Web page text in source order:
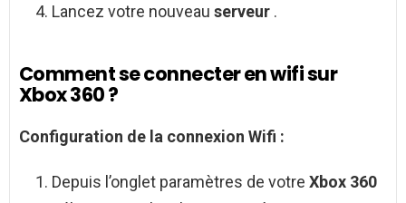
Lancez votre nouveau serveur .
Comment se connecter en wifi sur
Xbox 360 ?
Configuration de la connexion Wifi :
Depuis l’onglet paramètres de votre Xbox 360